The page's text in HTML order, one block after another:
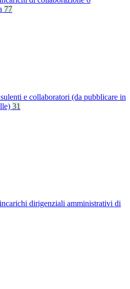
77
e collaboratori (da pubblicare in
31
dirigenziali amministrativi di